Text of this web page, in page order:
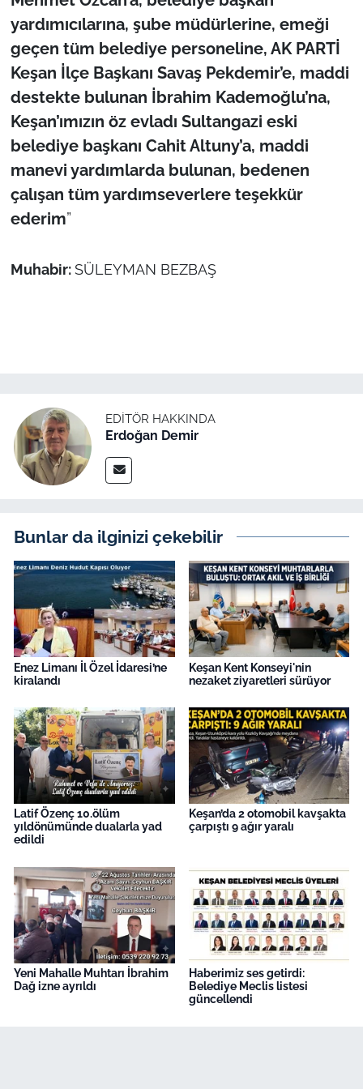
yardımıcılarına, şube müdürlerine, emeği
geçen tüm belediye personeline, AK PARTİ
Keşan İlçe Başkanı Savaş Pekdemir’e, maddi
destekte bulunan İbrahim Kademoğlu’na,
Keşan’ımızın öz evladı Sultangazi eski
belediye başkanı Cahit Altuny’a, maddi
manevi yardımlarda bulunan, bedenen
çalışan tüm yardımseverlere teşekkür
ederim”
Muhabir: SÜLEYMAN BEZBAŞ
EDITÖR HAKKINDA
Erdoğan Demir
Bunlar da ilginizi çekebilir
Enez Limanı İl Özel İdaresi’ne
kiralandı
Keşan Kent Konseyi'nin
nezaket ziyaretleri sürüyor
Latif Özenç 10.ölüm
yıldönümünde dualarla yad
edildi
Keşan’da 2 otomobil kavşakta
çarpıştı 9 ağır yaralı
Yeni Mahalle Muhtarı İbrahim
Dağ izne ayrıldı
Haberimiz ses getirdi:
Belediye Meclis listesi
güncellendi